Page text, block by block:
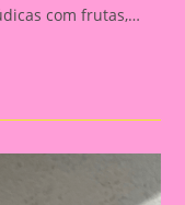
com frutas,…